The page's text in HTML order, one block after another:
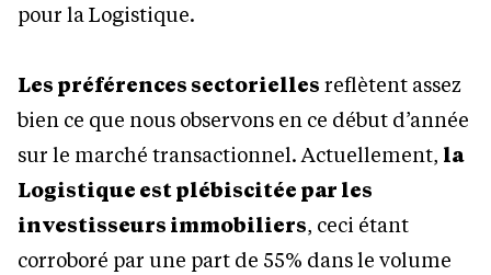
pour la Logistique.
Les préférences sectorielles reflètent assez
bien ce que nous observons en ce début d’année
sur le marché transactionnel. Actuellement, la
Logistique est plébiscitée par les
investisseurs immobiliers, ceci étant
corroboré par une part de 55% dans le volume